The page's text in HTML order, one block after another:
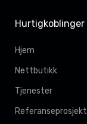
Hurtigkoblinger
Hjem
Nettbutikk
Tjenester
Referanseprosjekt